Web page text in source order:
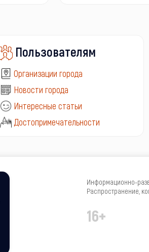
Пользователям
Организации города
Новости города
Интересные статьи
Достопримечательности
Информационно-
Распространение,
16+